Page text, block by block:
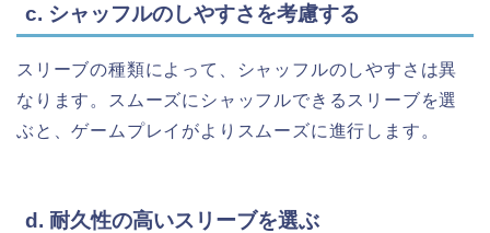
c. シャッフルのしやすさを考慮する
スリーブの種類によって、シャッフルのしやすさは異
なります。スムーズにシャッフルできるスリーブを選
ぶと、ゲームプレイがよりスムーズに進行します。
d. 耐久性の高いスリーブを選ぶ